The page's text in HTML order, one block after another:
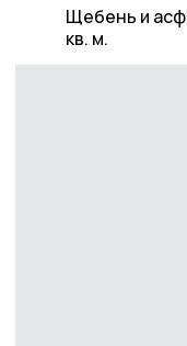
Щебень и
кв. м.